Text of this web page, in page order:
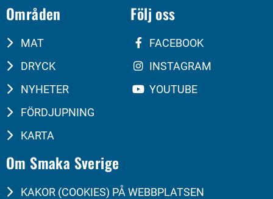
Områden
MAT
DRYCK
NYHETER
FÖRDJUPNING
KARTA
Följ oss
FACEBOOK
INSTAGRAM
YOUTUBE
Om Smaka Sverige
KAKOR (COOKIES) PÅ WEBBPLATSEN